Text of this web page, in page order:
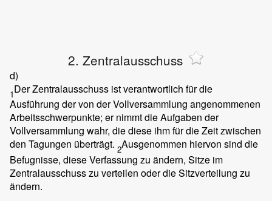
2. Zentralausschuss
d)
1Der Zentralausschuss ist verantwortlich für die
Ausführung der von der Vollversammlung angenommenen
Arbeitsschwerpunkte; er nimmt die Aufgaben der
Vollversammlung wahr, die diese ihm für die Zeit zwischen
den Tagungen überträgt. 2Ausgenommen hiervon sind die
Befugnisse, diese Verfassung zu ändern, Sitze im
Zentralausschuss zu verteilen oder die Sitzverteilung zu
ändern.